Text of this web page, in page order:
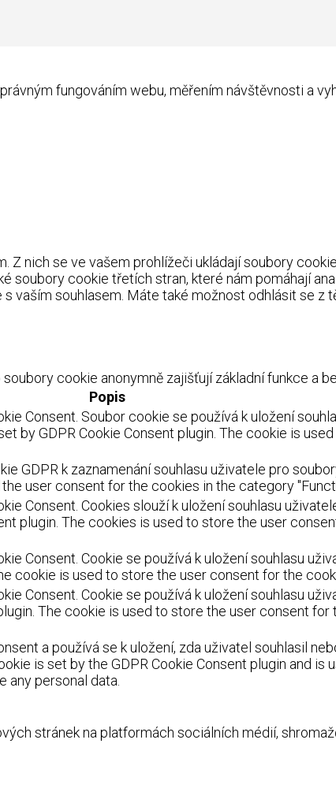
fungováním webu, měřením návštěvnosti a
nich se ve vašem prohlížeči ukládají soubory
cookie třetích stran, které nám pomáhají
vaším souhlasem. Máte také možnost odhlásit se z
cookie anonymně zajišťují základní funkce a
Popis
Consent. Soubor cookie se používá k uložení
by GDPR Cookie Consent plugin. The cookie is
GDPR k zaznamenání souhlasu uživatele pro
user consent for the cookies in the category
Consent. Cookies slouží k uložení souhlasu
plugin. The cookies is used to store the user
Consent. Cookie se používá k uložení souhlasu
cookie is used to store the user consent for the
Consent. Cookie se používá k uložení souhlasu
The cookie is used to store the user consent
a používá se k uložení, zda uživatel souhlasil
is set by the GDPR Cookie Consent plugin and
any personal data.
stránek na platformách sociálních médií,